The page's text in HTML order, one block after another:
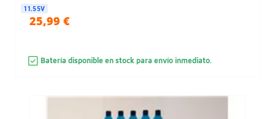
11.55V
25,99 €
Batería disponible en stock para envío inmediato.